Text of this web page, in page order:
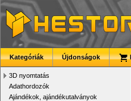
Kategóriák Újdonságok
3D nyomtatás
Adathordozók
Ajándékok, ajándékutalványok